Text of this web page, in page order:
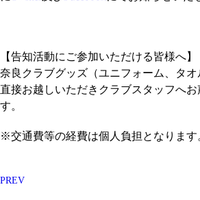
【告知活動にご参加いただける皆様へ】
奈良クラブグッズ（ユニフォーム、タ
直接お越しいただきクラブスタッフへ
す。
※交通費等の経費は個人負担となりま
PREV